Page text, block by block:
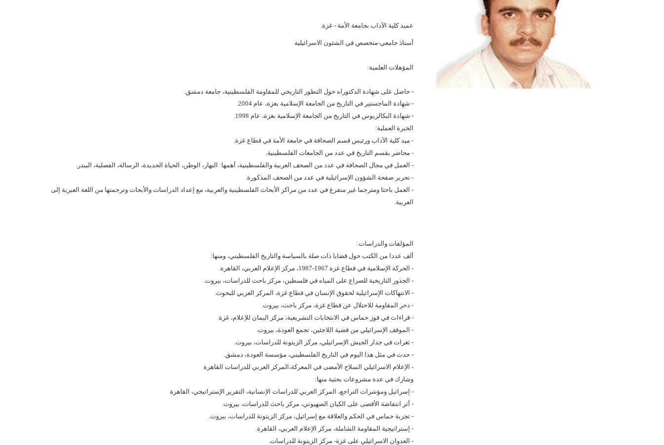
عميد كلية الآداب بجامعة الأمة - غزة.
أستاذ جامعي-متخصص في الشئون الاسرائيلية
المؤهلات العلمية:
- حاصل على شهادة الدكتوراه حول التطور التاريخي للمقاومة الفلسطينية، جامعة دمشق.
- شهادة الماجستير في التاريخ من الجامعة الإسلامية بغزة، عام 2004.
- شهادة البكالريوس في التاريخ من الجامعة الإسلامية بغزة، عام 1998.
الخبرة العملية:
- ميد كلية الآداب ورئيس قسم الصحافة في جامعة الأمة في قطاع غزة.
- محاضر بقسم التاريخ في عدد من الجامعات الفلسطينية.
- العمل في مجال الصحافة في عدد من الصحف العربية والفلسطينية، أهمها: النهار، الوطن، الحياة الجديدة، الرسالة، الفصلية، البيدر.
- تحرير صفحة الشؤون الإسرائيلية في عدد من الصحف المذكورة.
- العمل باحثا ومترجما غير متفرغ في عدد من مراكز الأبحاث الفلسطينية والعربية، مع إعداد الدراسات والأبحاث وترجمتها من اللغة العبرية إلى
العربية.
المؤلفات والدراسات:
ألف عددا من الكتب حول قضايا ذات صلة بالسياسة والتاريخ الفلسطيني، ومنها:
- الحركة الإسلامية في قطاع غزة 1967-1987، مركز الإعلام العربي، القاهرة.
- الجذور التاريخية للصراع على المياه في فلسطين، مركز باحث للدراسات، بيروت.
- الانتهاكات الإسرائيلية لحقوق الإنسان في قطاع غزة، المركز العربي للبحوث.
- دحر المقاومة للاحتلال عن قطاع غزة، مركز باحث، بيروت.
- قراءات في فوز حماس في الانتخابات التشريعية، مركز اليمان للإعلام، غزة.
- الموقف الإسرائيلي من قضية اللاجئين، تجمع العودة، بيروت.
- ثغرات في جدار الجيش الإسرائيلي، مركز الزيتونة للدراسات، بيروت.
- حدث في مثل هذا اليوم في التاريخ الفلسطيني، مؤسسة العودة، دمشق.
- الإعلام الاسرائيلي السلاح الأمضى في المعركة،المركز العربي للدراسات القاهرة
وشارك في عدة مشروعات بحثية منها:
- إسرائيل ومؤشرات التراجع، المركز العربي للدراسات الإنسانية، التقرير الإستراتيجي، القاهرة
- أثر انتفاضة الأقصى على الكيان الصهيوني، مركز باحث للدراسات، بيروت.
- تجربة حماس في الحكم والعلاقة مع إسرائيل، مركز الزيتونة للدراسات، بيروت.
- إستراتيجية المقاومة الشاملة، مركز الإعلام العربي، القاهرة.
- العدوان الاسرائيلي على غزة- مركز الزيتونة للدراسات.